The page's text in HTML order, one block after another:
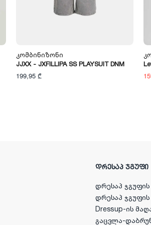
Კომბინიზონი
JJXX - JXFILLIPA SS PLAYSUIT DNM
199,95 ₾
ᲓᲠᲔᲡᲐᲞ ᲯᲒᲣᲤᲘ
დრესაპ ჯგუფის
დრესაპ
Dressup-ის
გაცვლა-